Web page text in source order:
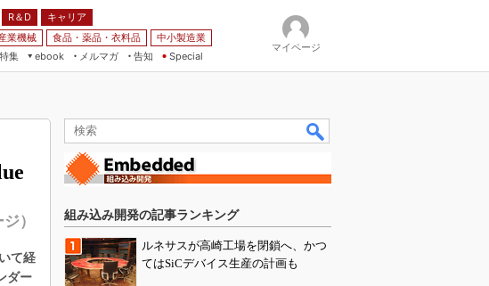
R＆D
キャリア
業機械 食品・薬品・衣料品
中小製造業
特集
ebook
メルマガ
告知 Special
マイページ
）
て経
ダー
組み込み開発の記事ランキング
ルネサスが高崎工場を閉鎖へ、かつ
てはSiCデバイス生産の計画も